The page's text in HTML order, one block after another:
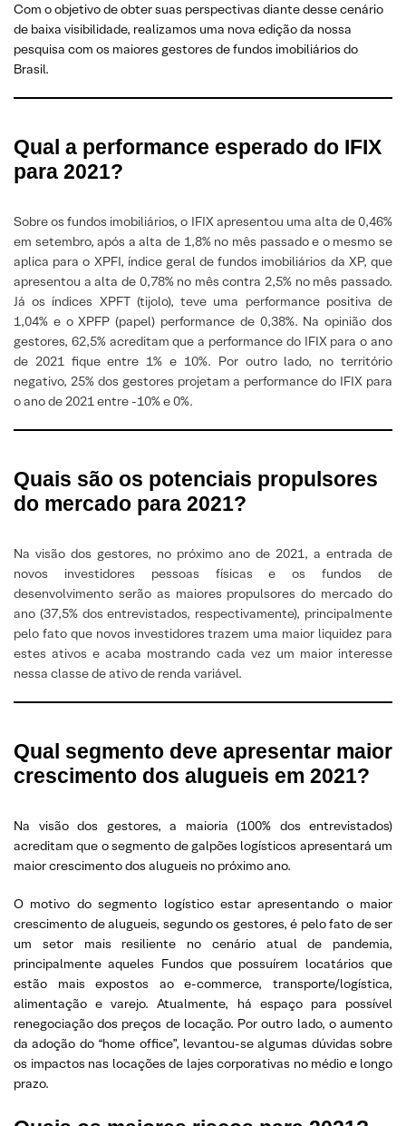
Com o objetivo de obter suas perspectivas diante desse cenário
de baixa visibilidade, realizamos uma nova edição da nossa
pesquisa com os maiores gestores de fundos imobiliários do
Brasil.
Qual a performance esperado do IFIX
para 2021?
Sobre os fundos imobiliários, o IFIX apresentou uma alta de 0,46%
em setembro, após a alta de 1,8% no mês passado e o mesmo se
aplica para o XPFI, índice geral de fundos imobiliários da XP, que
apresentou a alta de 0,78% no mês contra 2,5% no mês passado.
Já os índices XPFT (tijolo), teve uma performance positiva de
1,04% e o XPFP (papel) performance de 0,38%. Na opinião dos
gestores, 62,5% acreditam que a performance do IFIX para o ano
de 2021 fique entre 1% e 10%. Por outro lado, no território
negativo, 25% dos gestores projetam a performance do IFIX para
o ano de 2021 entre -10% e 0%.
Quais são os potenciais propulsores
do mercado para 2021?
Na visão dos gestores, no próximo ano de 2021, a entrada de
novos investidores pessoas físicas e os fundos de
desenvolvimento serão as maiores propulsores do mercado do
ano (37,5% dos entrevistados, respectivamente), principalmente
pelo fato que novos investidores trazem uma maior liquidez para
estes ativos e acaba mostrando cada vez um maior interesse
nessa classe de ativo de renda variável.
Qual segmento deve apresentar maior
crescimento dos alugueis em 2021?
Na visão dos gestores, a maioria (100% dos entrevistados)
acreditam que o segmento de galpões logísticos apresentará um
maior crescimento dos alugueis no próximo ano.
O motivo do segmento logístico estar apresentando o maior
crescimento de alugueis, segundo os gestores, é pelo fato de ser
um setor mais resiliente no cenário atual de pandemia,
principalmente aqueles Fundos que possuírem locatários que
estão mais expostos ao e-commerce, transporte/logística,
alimentação e varejo. Atualmente, há espaço para possível
renegociação dos preços de locação. Por outro lado, o aumento
da adoção do “home office”, levantou-se algumas dúvidas sobre
os impactos nas locações de lajes corporativas no médio e longo
prazo.